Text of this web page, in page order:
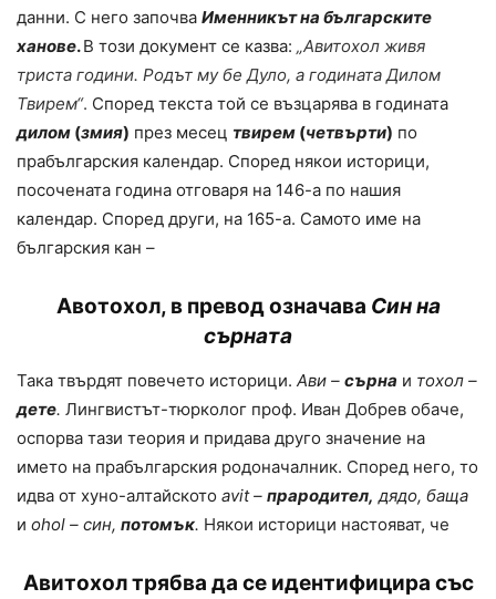
данни. С него започва Именникът на българските
ханове.В този документ се казва: „Авитохол живя
триста години. Родът му бе Дуло, а годината Дилом
Твирем“. Според текста той се възцарява в годината
дилом (змия) през месец твирем (четвърти) по
прабългарския календар. Според някои историци,
посочената година отговаря на 146-а по нашия
календар. Според други, на 165-а. Самото име на
българския кан –
Авотохол, в превод означава Син на
сърната
Така твърдят повечето историци. Ави – сърна и тохол –
дете. Лингвистът-тюрколог проф. Иван Добрев обаче,
оспорва тази теория и придава друго значение на
името на прабългарския родоначалник. Според него, то
идва от хуно-алтайското avit– прародител, дядо, баща
и ohol – син, потомък. Някои историци настояват, че
Авитохол трябва да се идентифицира със